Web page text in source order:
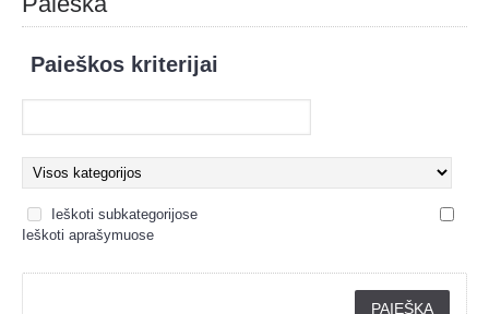
Paieškos kriterijai
Ieškoti subkategorijose
Ieškoti aprašymuose